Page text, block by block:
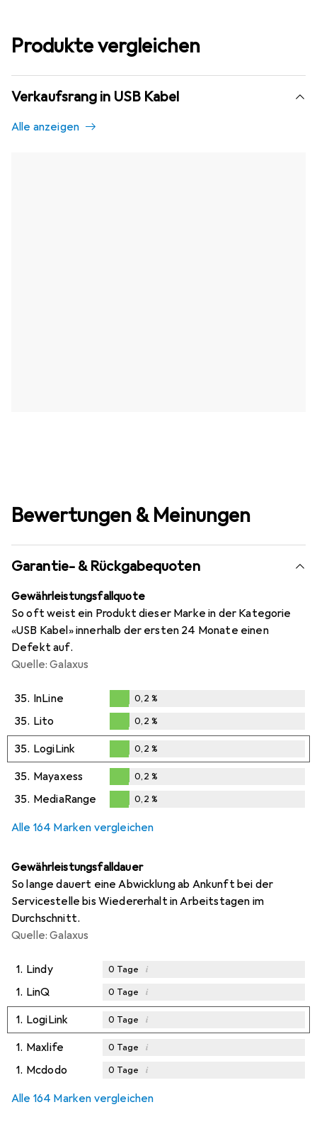
Produkte vergleichen
Verkaufsrang in USB Kabel
Alle anzeigen
Bewertungen & Meinungen
Garantie- & Rückgabequoten
Gewährleistungsfallquote
So oft weist ein Produkt dieser Marke in der Kategorie
«USB Kabel» innerhalb der ersten 24 Monate einen
Defekt auf.
Quelle: Galaxus
35. InLine
0,2%
0,2 %
35. Lito
0,2%
0,2 %
35. LogiLink
0,2%
0,2 %
35. Mayaxess
0,2%
0,2 %
35. MediaRange 0,2 %
Alle 164 Marken vergleichen
Gewährleistungsfalldauer
So lange dauert eine Abwicklung ab Ankunft bei der
Servicestelle bis Wiedererhalt in Arbeitstagen im
Durchschnitt.
Quelle: Galaxus
1. Lindy 0 Tage i
1. LinQ 0 Tage i
1. LogiLink 0 Tage i
1. Maxlife 0 Tage i
1. Mcdodo 0 Tage i
Alle 164 Marken vergleichen